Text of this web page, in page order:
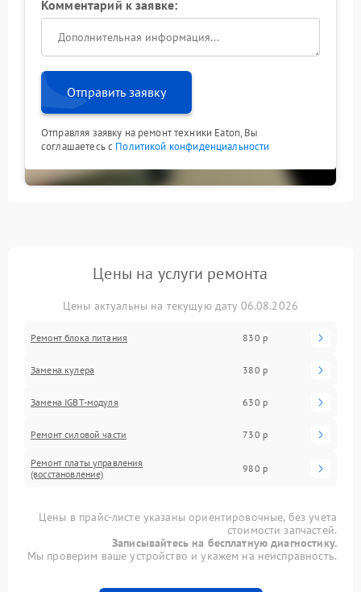
Комментарий к заявке:
Отправить заявку
Отправляя заявку на ремонт техники Eaton, Вы
соглашаетесь с Политикой конфиденциальности
Цены на услуги ремонта
Цены актуальны на текущую дату 06.08.2026
Ремонт блока питания 830 р
Замена кулера 380 р
Замена IGBT-модуля 630 р
Ремонт силовой части 730 р
Ремонт платы управления
(восстановление)
980 р
Цены в прайс-листе указаны ориентировочные, без учета
стоимости запчастей.
Записывайтесь на бесплатную диагностику.
Мы проверим ваше устройство и укажем на неисправность.